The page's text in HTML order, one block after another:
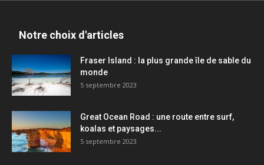
Notre choix d'articles
Fraser Island : la plus grande île de sable du
monde
5 septembre 2023
Great Ocean Road : une route entre surf,
koalas et paysages...
5 septembre 2023